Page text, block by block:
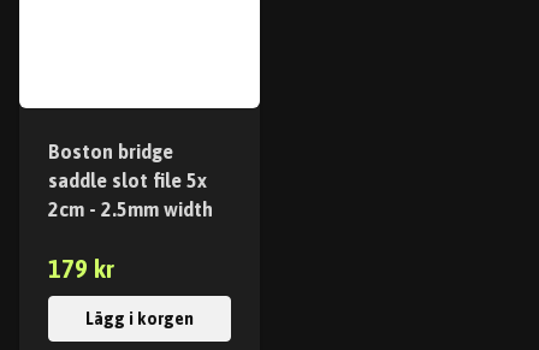
Boston bridge
saddle slot file 5x
2cm - 2.5mm width
179 kr
Lägg i korgen